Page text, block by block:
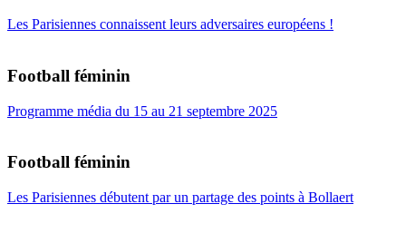
Les Parisiennes connaissent leurs adversaires européens !
Football féminin
Programme média du 15 au 21 septembre 2025
Football féminin
Les Parisiennes débutent par un partage des points à Bollaert